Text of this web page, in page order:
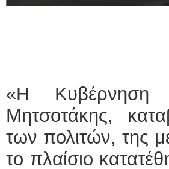
«Η Κυβέρνηση
Μητσοτάκης,
των πολιτών, της
το πλαίσιο